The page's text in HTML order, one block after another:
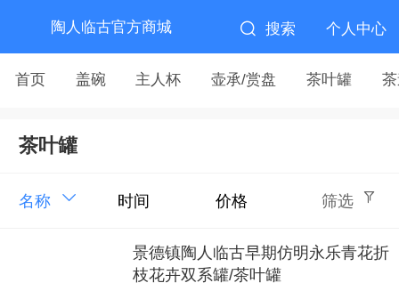
陶人临古官方商城 搜索 个人中心
首页 盖碗 主人杯 壶承/赏盘 茶叶罐
茶叶罐
名称 时间 价格 筛选
景德镇陶人临古早期仿明永乐青花折
枝花卉双系罐/茶叶罐